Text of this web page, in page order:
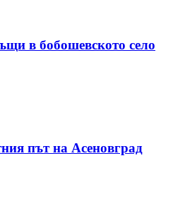
в бобошевското село
път на Асеновград